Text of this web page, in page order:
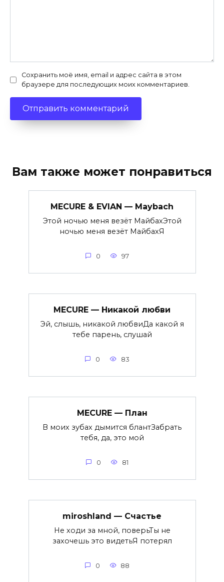
Сохранить моё имя, email и адрес сайта в этом
браузере для последующих моих комментариев.
Вам также может понравиться
MECURE & EVIAN — Maybach
Этой ночью меня везёт МайбахЭтой
ночью меня везёт МайбахЯ
0 97
MECURE — Никакой любви
Эй, слышь, никакой любвиДа какой я
тебе парень, слушай
0 83
MECURE — План
В моих зубах дымится блантЗабрать
тебя, да, это мой
0 81
miroshland — Счастье
Не ходи за мной, поверьТы не
захочешь это видетьЯ потерял
0 88